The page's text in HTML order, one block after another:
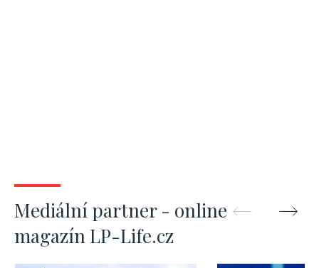
Mediální partner - online
magazín LP-Life.cz